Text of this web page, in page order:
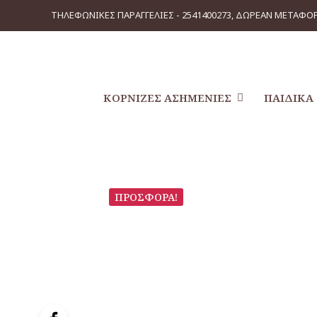
ΤΗΛΕΦΩΝΙΚΕΣ ΠΑΡΑΓΓΕΛΙΕΣ - 2541400273, ΔΩΡΕΑΝ
ΚΟΡΝΊΖΕΣ ΑΣΗΜΈΝΙΕΣ ΠΑΙΔΙΚΆ
ΠΡΟΣΦΟΡΆ!